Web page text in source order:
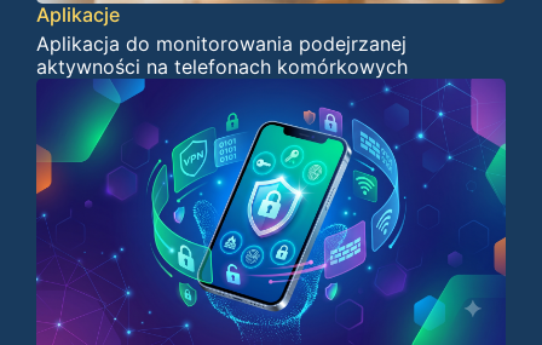
Aplikacje
Aplikacja do monitorowania podejrzanej
aktywności na telefonach komórkowych